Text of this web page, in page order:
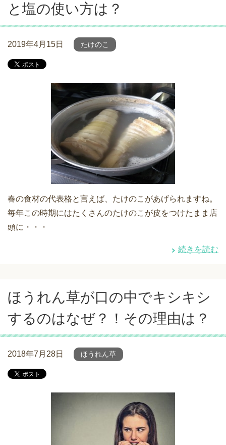
と塩の使い方は？
2019年4月15日 たけのこ
春の食材の代表格と言えば、たけのこがあげられますね。
毎年この時期にはたくさんのたけのこが皮をつけたまま店
頭に・・・
続きを読む
ほうれん草が口の中でキシキシ
するのはなぜ？！その理由は？
2018年7月28日 ほうれん草